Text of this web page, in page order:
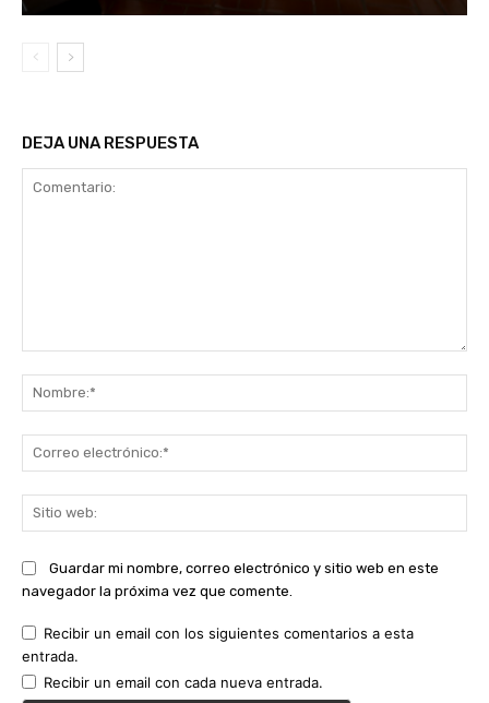
DEJA UNA RESPUESTA
Guardar mi nombre, correo electrónico y sitio web en este
navegador la próxima vez que comente.
Recibir un email con los siguientes comentarios a esta
entrada.
Recibir un email con cada nueva entrada.